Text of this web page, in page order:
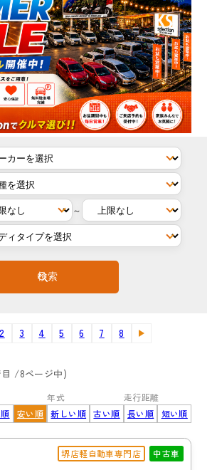
～
検索
2 3 4 5 6 7 8
/8ページ中)
安い順
年式
新しい順
古い順
走行距離
長い順
短い順
堺店軽自動車専門店 中古車